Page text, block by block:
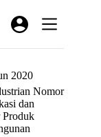
2020
Nomor
dan
Produk